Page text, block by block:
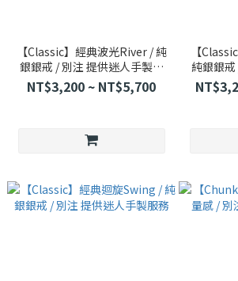
【Classic】經典波光River / 純
銀銀戒 / 別注 提供迷人手製服
NT$3,200 ~ NT$5,700
【
純銀銀